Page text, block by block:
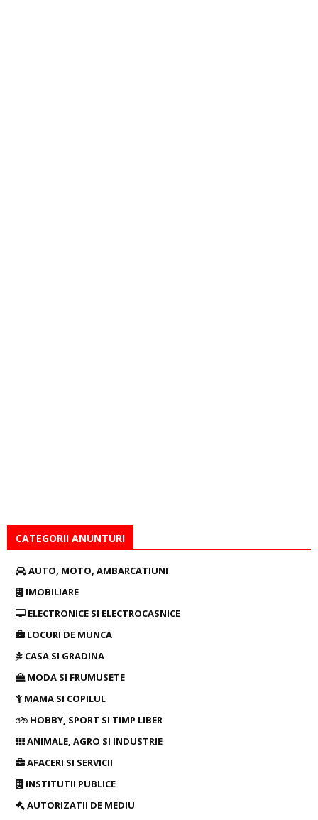
CATEGORII ANUNTURI
AUTO, MOTO, AMBARCATIUNI
IMOBILIARE
ELECTRONICE SI ELECTROCASNICE
LOCURI DE MUNCA
CASA SI GRADINA
MODA SI FRUMUSETE
MAMA SI COPILUL
HOBBY, SPORT SI TIMP LIBER
ANIMALE, AGRO SI INDUSTRIE
AFACERI SI SERVICII
INSTITUTII PUBLICE
AUTORIZATII DE MEDIU